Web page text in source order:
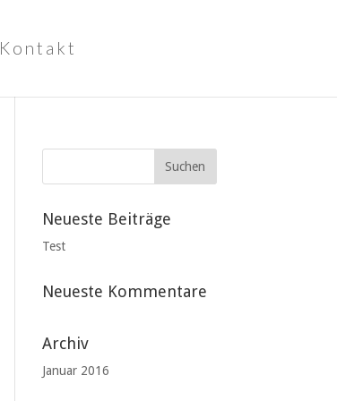
Kontakt
Neueste Beiträge
Test
Neueste Kommentare
Archiv
Januar 2016